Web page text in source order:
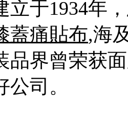
立于1934年
蓋痛貼布,海
品界曾荣获
公司。